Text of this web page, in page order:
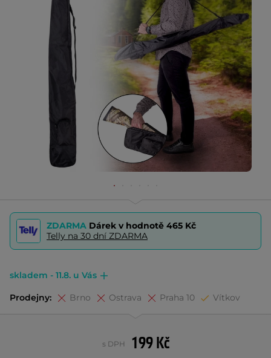
ZDARMA Dárek v hodnotě 465 Kč
Telly na 30 dní ZDARMA
skladem - 11.8. u Vás
Prodejny: Brno Ostrava Praha 10 Vítkov
199 Kč
s DPH